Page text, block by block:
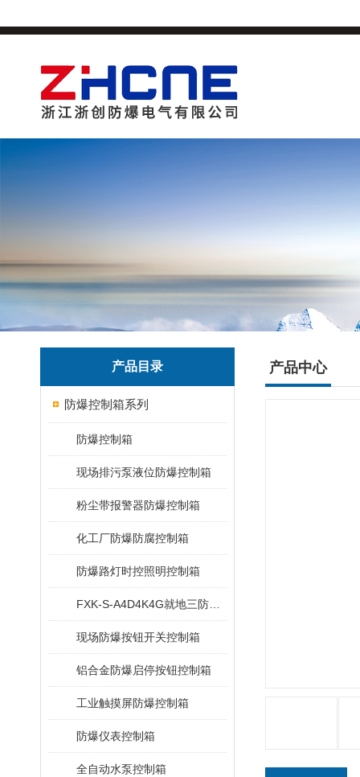
产品目录
防爆控制箱系列
防爆控制箱
现场排污泵液位防爆控制箱
粉尘带报警器防爆控制箱
化工厂防爆防腐控制箱
防爆路灯时控照明控制箱
现场防爆按钮开关控制箱
铝合金防爆启停按钮控制箱
工业触摸屏防爆控制箱
防爆仪表控制箱
全自动水泵控制箱
产品中心